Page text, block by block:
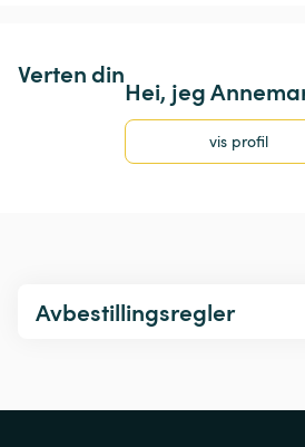
Verten din
Hei, jeg
vis profil
Avbestillingsregler